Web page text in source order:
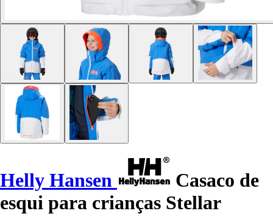
Helly Hansen
Casaco de
esqui para crianças Stellar